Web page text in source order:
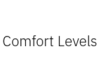
Comfort Levels